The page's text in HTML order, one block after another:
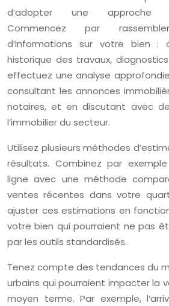
d’adopter une approche
Commencez par
d’informations sur votre bien :
historique des travaux,
effectuez une analyse
consultant les annonces
notaires, et en discutant avec
l’immobilier du secteur.
Utilisez plusieurs méthodes
résultats. Combinez par
ligne avec une méthode
ventes récentes dans votre
ajuster ces estimations en
votre bien qui pourraient ne pas
par les outils standardisés.
Tenez compte des tendances du
urbains qui pourraient impacter la
moyen terme. Par exemple,